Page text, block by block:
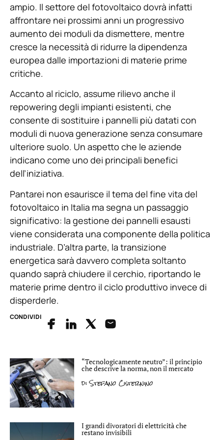
ampio. Il settore del fotovoltaico dovrà infatti
affrontare nei prossimi anni un progressivo
aumento dei moduli da dismettere, mentre
cresce la necessità di ridurre la dipendenza
europea dalle importazioni di materie prime
critiche.
Accanto al riciclo, assume rilievo anche il
repowering degli impianti esistenti, che
consente di sostituire i pannelli più datati con
moduli di nuova generazione senza consumare
ulteriore suolo. Un aspetto che le aziende
indicano come uno dei principali benefici
dell’iniziativa.
Pantarei non esaurisce il tema del fine vita del
fotovoltaico in Italia ma segna un passaggio
significativo: la gestione dei pannelli esausti
viene considerata una componente della politica
industriale. D’altra parte, la transizione
energetica sarà davvero completa soltanto
quando saprà chiudere il cerchio, riportando le
materie prime dentro il ciclo produttivo invece di
disperderle.
CONDIVIDI
“Tecnologicamente neutro”: il principio
che descrive la norma, non il mercato
diStefano Cisternino
I grandi divoratori di elettricità che
restano invisibili